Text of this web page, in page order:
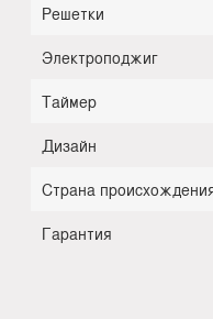
Решетки
Электроподжиг
Таймер
Дизайн
Страна
Гарантия